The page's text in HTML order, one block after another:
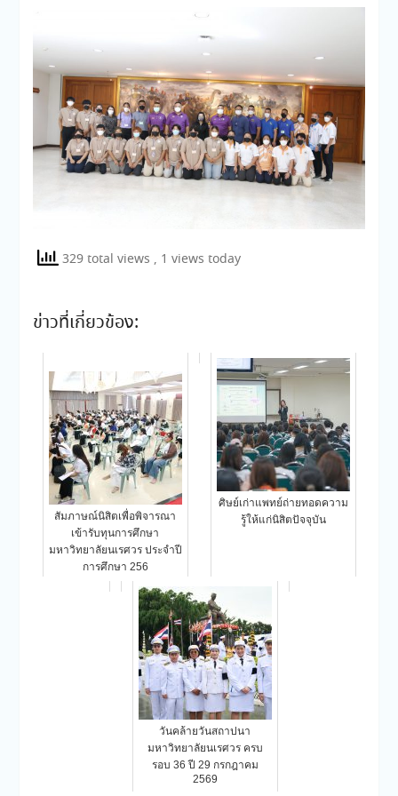
329 total views , 1 views today
ข่าวที่เกี่ยวข้อง:
สัมภาษณ์นิสิตเพื่อพิจารณา
เข้ารับทุนการศึกษา
มหาวิทยาลัยนเรศวร ประจำปี
การศึกษา 256
ศิษย์เก่าแพทย์ถ่ายทอดความ
รู้ให้แก่นิสิตปัจจุบัน
วันคล้ายวันสถาปนา
มหาวิทยาลัยนเรศวร ครบ
รอบ 36 ปี 29 กรกฎาคม
2569